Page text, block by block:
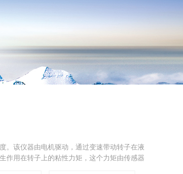
。该仪器由电机驱动，通过变速带动转子在液
作用在转子上的粘性力矩，这个力矩由传感器